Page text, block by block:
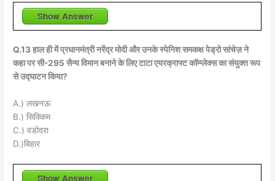
Show Answer
Q.13 हाल ही में प्रधानमंत्री नरेंद्र मोदी और उनके स्पेनिश समकक्ष पेड्रो सांचेज़ ने
कहा पर सी-295 सैन्य विमान बनाने के लिए टाटा एयरक्राफ्ट कॉम्प्लेक्स का संयुक्त रूप
से उद्घाटन किया?
A.) लखनऊ
B.) सिक्किम
C.) वडोदरा
D.)बिहार
Show Answer